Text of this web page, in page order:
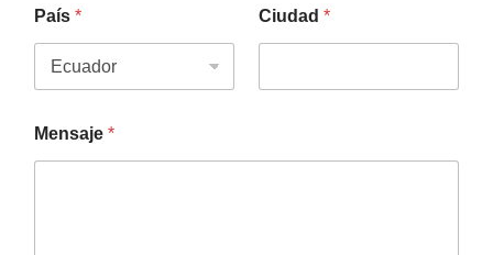
País * Ciudad *
Mensaje *